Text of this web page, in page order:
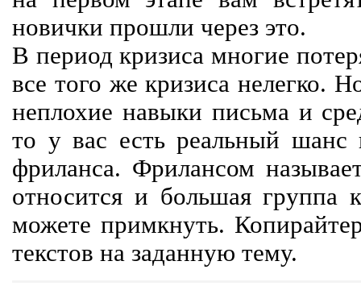
новички прошли через это.
В период кризиса многие
все того же кризиса нелегко.
неплохие навыки письма и
то у вас есть реальный шанс
фриланса. Фрилансом
относится и большая группа
можете примкнуть.
текстов на заданную тему.